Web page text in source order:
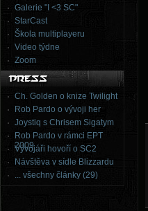
Galerie "I <3 SC"
StarCast
Škola multiplayeru
Video týdne
Zoom
Ch. Golden o knize Twilight
Rob Pardo o vývoji her
Joystiq s Chrisem Sigatym
Rob Pardo v rámci EPT
2009
Vývojáři hovoří o SC2
Návštěva v sídle Blizzardu
... všechny články (29)